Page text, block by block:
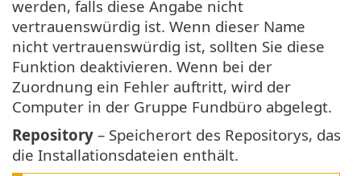
werden, falls diese Angabe nicht
vertrauenswürdig ist. Wenn dieser Name
nicht vertrauenswürdig ist, sollten Sie diese
Funktion deaktivieren. Wenn bei der
Zuordnung ein Fehler auftritt, wird der
Computer in der Gruppe Fundbüro abgelegt.
Repository – Speicherort des Repositorys, das
die Installationsdateien enthält.